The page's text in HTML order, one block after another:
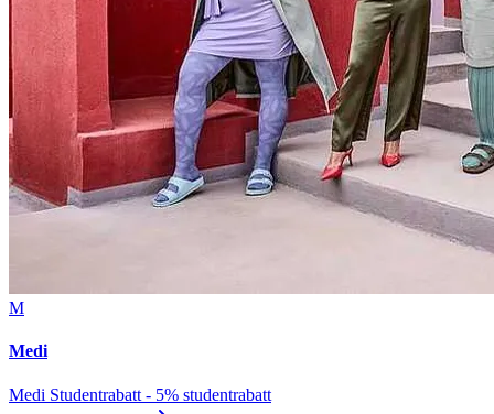
M
Medi
Medi Studentrabatt - 5% studentrabatt